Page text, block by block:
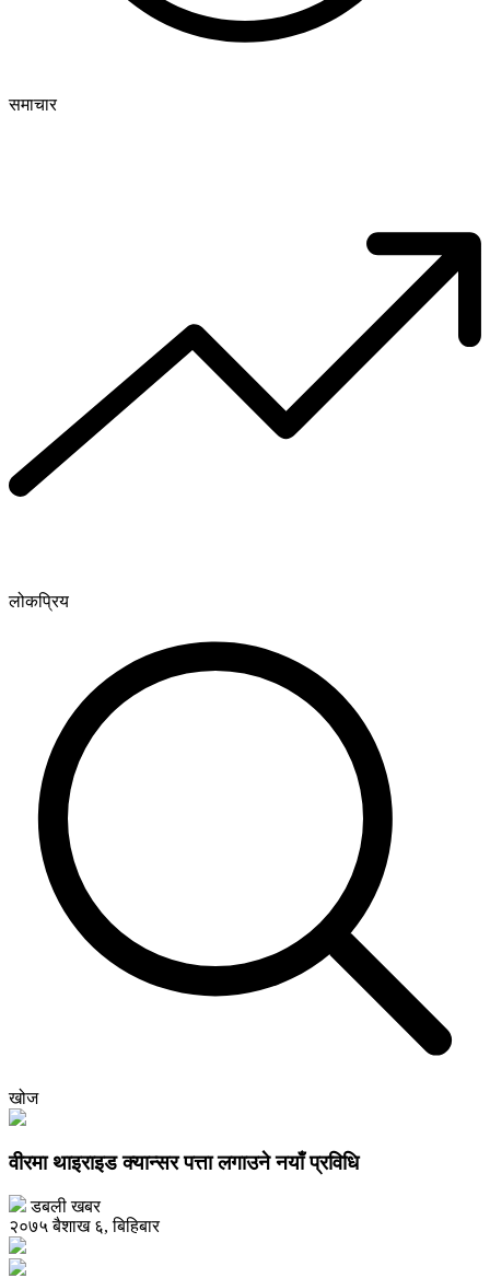
समाचार
लोकप्रिय
खोज
वीरमा थाइराइड क्यान्सर पत्ता लगाउने नयाँ प्रविधि
डबली खबर
२०७५ बैशाख ६, बिहिबार